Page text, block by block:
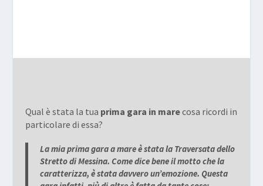
Qual è stata la tua prima gara in marecosa ricordi in
particolare di essa?
La mia prima gara a mare è stata la Traversata dello
Stretto di Messina. Come dice bene il motto che la
caratterizza, è stata davvero un’emozione. Questa